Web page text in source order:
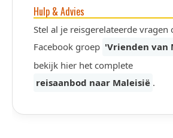
Hulp & Advies
Stel al je reisgerelateerde vragen
Facebook groep 'Vrienden van
bekijk hier het complete
reisaanbod naar Maleisië .